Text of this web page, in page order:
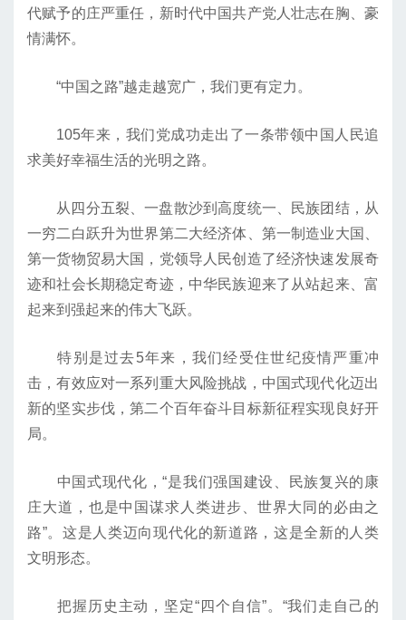
代赋予的庄严重任，新时代中国共产党人壮志在胸、豪
情满怀。
“中国之路”越走越宽广，我们更有定力。
105年来，我们党成功走出了一条带领中国人民追
求美好幸福生活的光明之路。
从四分五裂、一盘散沙到高度统一、民族团结，从
一穷二白跃升为世界第二大经济体、第一制造业大国、
第一货物贸易大国，党领导人民创造了经济快速发展奇
迹和社会长期稳定奇迹，中华民族迎来了从站起来、富
起来到强起来的伟大飞跃。
特别是过去5年来，我们经受住世纪疫情严重冲
击，有效应对一系列重大风险挑战，中国式现代化迈出
新的坚实步伐，第二个百年奋斗目标新征程实现良好开
局。
中国式现代化，“是我们强国建设、民族复兴的康
庄大道，也是中国谋求人类进步、世界大同的必由之
路”。这是人类迈向现代化的新道路，这是全新的人类
文明形态。
把握历史主动，坚定“四个自信”。“我们走自己的